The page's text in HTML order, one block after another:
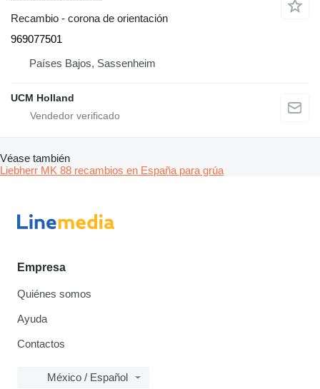
Recambio - corona de orientación
969077501
Países Bajos, Sassenheim
UCM Holland
Véase también
Liebherr MK 88 recambios en España para grúa
Empresa
Quiénes somos
Ayuda
Contactos
México / Español